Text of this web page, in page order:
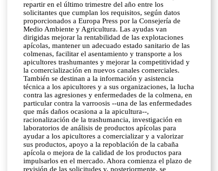
repartir en el último trimestre del año entre los
solicitantes que cumplan los requisitos, según datos
proporcionados a Europa Press por la Consejería de
Medio Ambiente y Agricultura. Las ayudas van
dirigidas mejorar la rentabilidad de las explotaciones
apícolas, mantener un adecuado estado sanitario de las
colmenas, facilitar el asentamiento y transporte a los
apicultores trashumantes y mejorar la competitividad y
la comercialización en nuevos canales comerciales.
También se destinan a la información y asistencia
técnica a los apicultores y a sus organizaciones, la lucha
contra las agresiones y enfermedades de la colmena, en
particular contra la varroosis --una de las enfermedades
que más daños ocasiona a la apicultura--,
racionalización de la trashumancia, investigación en
laboratorios de análisis de productos apícolas para
ayudar a los apicultores a comercializar y a valorizar
sus productos, apoyo a la repoblación de la cabaña
apícola o mejora de la calidad de los productos para
impulsarlos en el mercado. Ahora comienza el plazo de
revisión de las solicitudes y, posteriormente, se